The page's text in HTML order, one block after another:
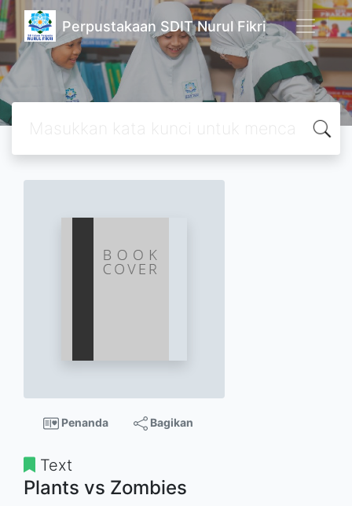
Perpustakaan SDIT Nurul Fikri
Penanda Bagikan
Text
Plants vs Zombies